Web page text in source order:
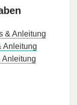
& Anleitung
Anleitung
Anleitung